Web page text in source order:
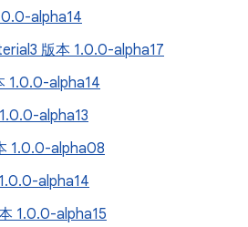
alpha14
版本 1.0.0-alpha17
1.0.0-alpha14
alpha13
1.0.0-alpha08
alpha14
1.0.0-alpha15